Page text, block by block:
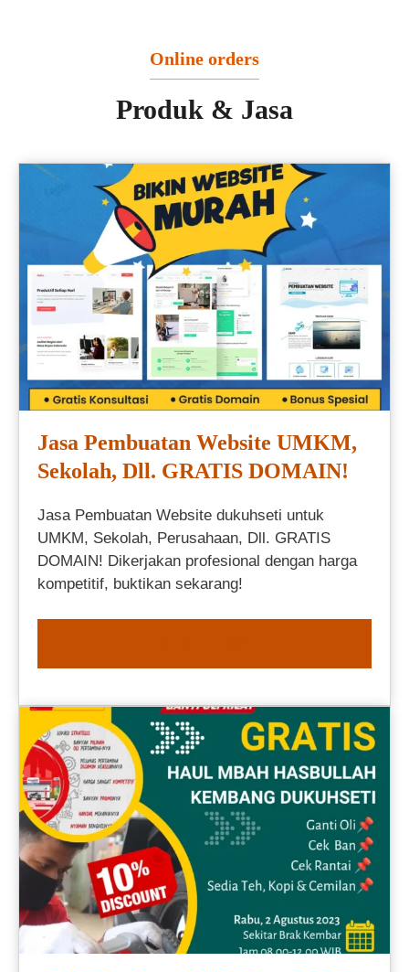
Online orders
Produk & Jasa
Jasa Pembuatan Website UMKM,
Sekolah, Dll. GRATIS DOMAIN!
Jasa Pembuatan Website dukuhseti untuk
UMKM, Sekolah, Perusahaan, Dll. GRATIS
DOMAIN! Dikerjakan profesional dengan harga
kompetitif, buktikan sekarang!